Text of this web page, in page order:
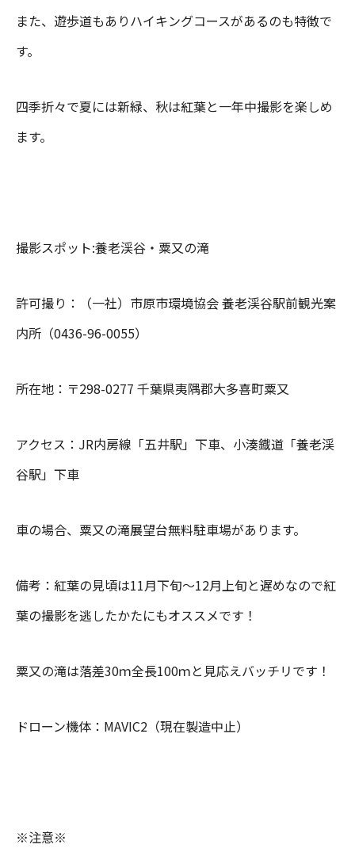
また、遊歩道もありハイキングコースがあるのも特徴で
す。
四季折々で夏には新緑、秋は紅葉と一年中撮影を楽しめ
ます。
撮影スポット:養老渓谷・粟又の滝
許可撮り：（一社）市原市環境協会 養老渓谷駅前観光案
内所（0436-96-0055）
所在地：〒298-0277 千葉県夷隅郡大多喜町粟又
アクセス：JR内房線「五井駅」下車、小湊鐡道「養老渓
谷駅」下車
車の場合、粟又の滝展望台無料駐車場があります。
備考：紅葉の見頃は11月下旬～12月上旬と遅めなので紅
葉の撮影を逃したかたにもオススメです！
粟又の滝は落差30ｍ全長100ｍと見応えバッチリです！
ドローン機体：MAVIC2（現在製造中止）
※注意※